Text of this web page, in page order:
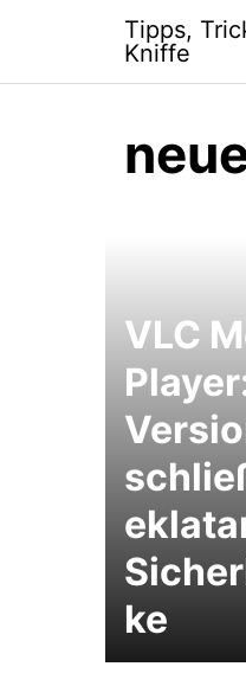
Tipps,
Kniffe
VLC
ke